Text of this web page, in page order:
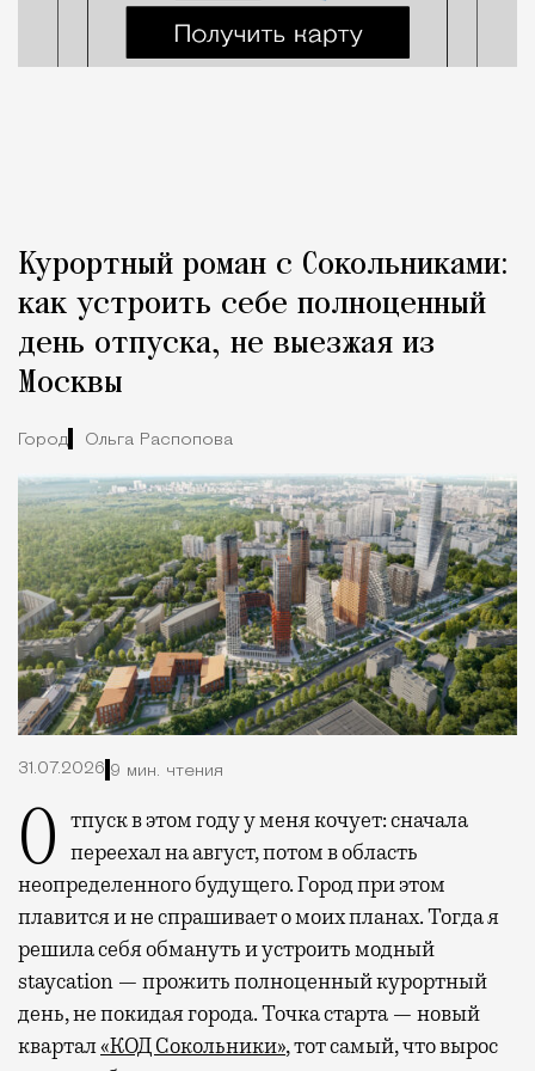
Курортный роман с Сокольниками:
как устроить себе полноценный
день отпуска, не выезжая из
Москвы
Город Ольга Распопова
31.07.2026 9 мин. чтения
Отпуск в этом году у меня кочует: сначала переехал на август, потом в область
неопределенного будущего. Город при этом
плавится и не спрашивает о моих планах. Тогда я
решила себя обмануть и устроить модный
staycation — прожить полноценный курортный
день, не покидая города. Точка старта — новый
квартал«КОД Сокольники», тот самый, что вырос